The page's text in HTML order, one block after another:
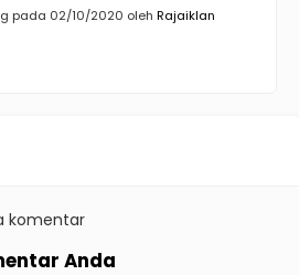
pada 02/10/2020 oleh Rajaiklan
komentar
Anda